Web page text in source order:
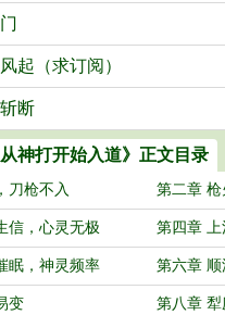
起（求订阅）
断
从神打开始入道》正文目录
刀枪不入 第二章 枪
信，心灵无极 第四章
眠，神灵频率 第六章
变 第八章 犁